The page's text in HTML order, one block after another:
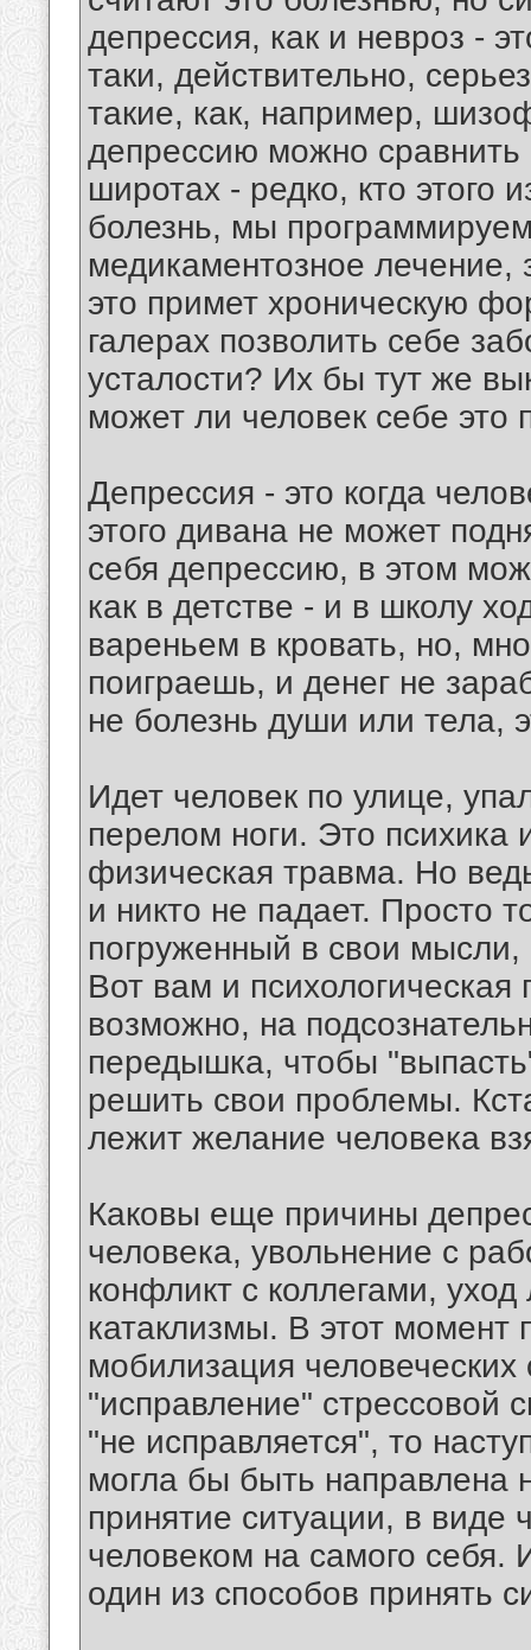
депрессия, как и невроз -
таки, действительно,
такие, как, например,
депрессию можно
широтах - редко, кто этого
болезнь, мы
медикаментозное лечение,
это примет хроническую
галерах позволить себе
усталости? Их бы тут же
может ли человек себе это
Депрессия - это когда
этого дивана не может
себя депрессию, в этом
как в детстве - и в школу
вареньем в кровать, но,
поиграешь, и денег не
не болезнь души или тела,
Идет человек по улице,
перелом ноги. Это психика
физическая травма. Но
и никто не падает. Просто
погруженный в свои
Вот вам и
возможно, на
передышка, чтобы
решить свои проблемы.
лежит желание человека
Каковы еще причины
человека, увольнение с
конфликт с коллегами,
катаклизмы. В этот момент
мобилизация
"исправление" стрессовой
"не исправляется", то
могла бы быть направлена
принятие ситуации, в виде
человеком на самого себя.
один из способов принять